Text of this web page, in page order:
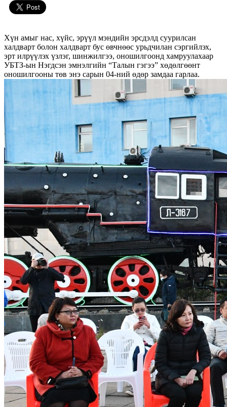
Хүн амыг нас, хүйс, эрүүл мэндийн эрсдэлд суурилсан
халдварт болон халдварт бус өвчнөөс урьдчилан сэргийлэх,
эрт илрүүлэх үзлэг, шинжилгээ, оношилгоонд хамруулахаар
УБТЗ-ын Нэгдсэн эмнэлгийн “Талын гэгээ” хөдөлгөөнт
оношилгооны төв энэ сарын 04-ний өдөр замдаа гарлаа.